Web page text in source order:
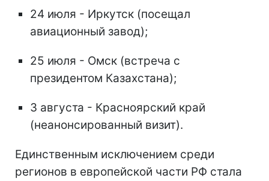
24 июля - Иркутск (посещал
авиационный завод);
25 июля - Омск (встреча с
президентом Казахстана);
3 августа - Красноярский край
(неанонсированный визит).
Единственным исключением среди
регионов в европейской части РФ стала